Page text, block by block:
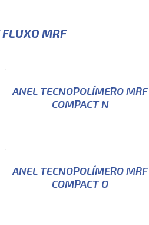
FLUXO MRF
ANEL TECNOPOLÍMERO MRF
COMPACT N
ANEL TECNOPOLÍMERO MRF
COMPACT O